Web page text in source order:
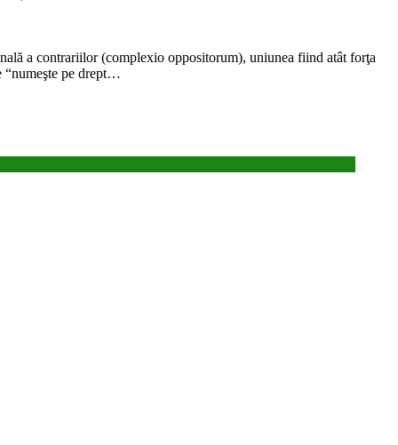
a contrariilor (complexio oppositorum), uniunea fiind atât forţa
“numeşte pe drept…